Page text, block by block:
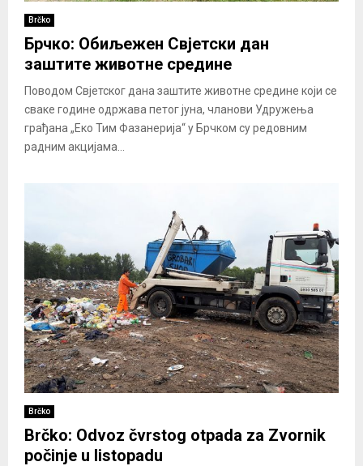
Brčko
Брчко: Обиљежен Свјетски дан
заштите животне средине
Поводом Свјетског дана заштите животне средине који се
сваке године одржава петог јуна, чланови Удружења
грађана „Еко Тим Фазанерија“ у Брчком су редовним
радним акцијама...
Brčko
Brčko: Odvoz čvrstog otpada za Zvornik
počinje u listopadu